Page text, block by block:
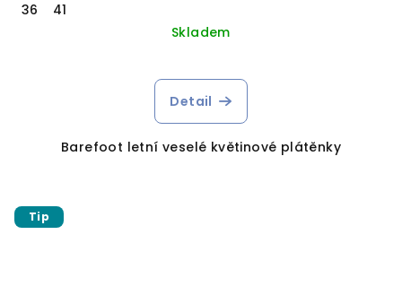
36
41
Skladem
Detail
Barefoot letní veselé květinové plátěnky
Tip